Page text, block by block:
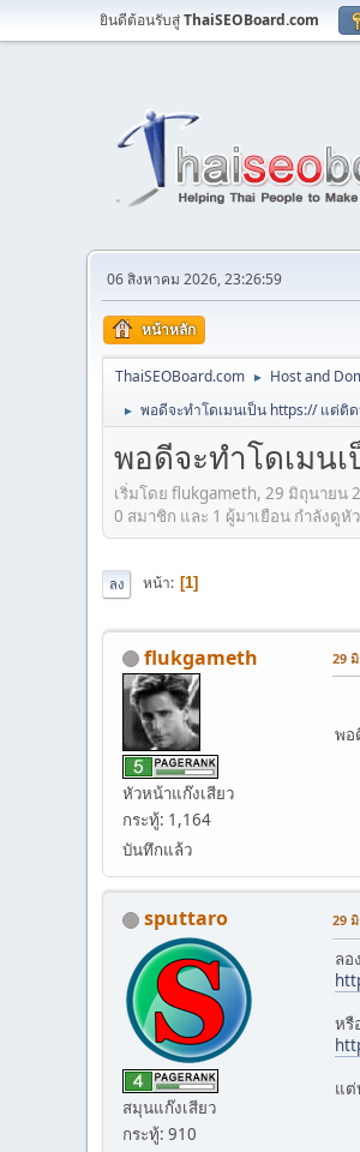
ยินดีต้อนรับสู่ThaiSEOBoard.com
06 สิงหาคม 2026, 23:26:59
หน้าหลัก
ThaiSEOBoard.com ► Host and
► พอดีจะทำโดเมนเป็น https:// แต่
พอดีจะทำโดเมน
เริ่มโดย flukgameth, 29 มิถุนายน
0 สมาชิก และ 1 ผู้มาเยือน กำลังดูหั
ลง หน้า 1
flukgameth
หัวหน้าแก๊งเสียว
กระทู้: 1,164
บันทึกแล้ว
29
พอ
sputtaro
สมุนแก๊งเสียว
กระทู้: 910
29
ลอ
หรื
แต่